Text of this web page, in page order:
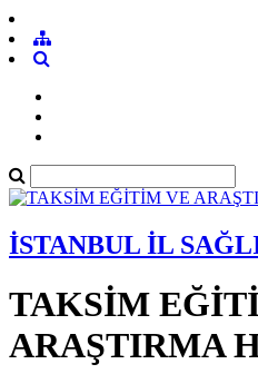
İSTANBUL İL
TAKSİM
ARAŞTIRMA